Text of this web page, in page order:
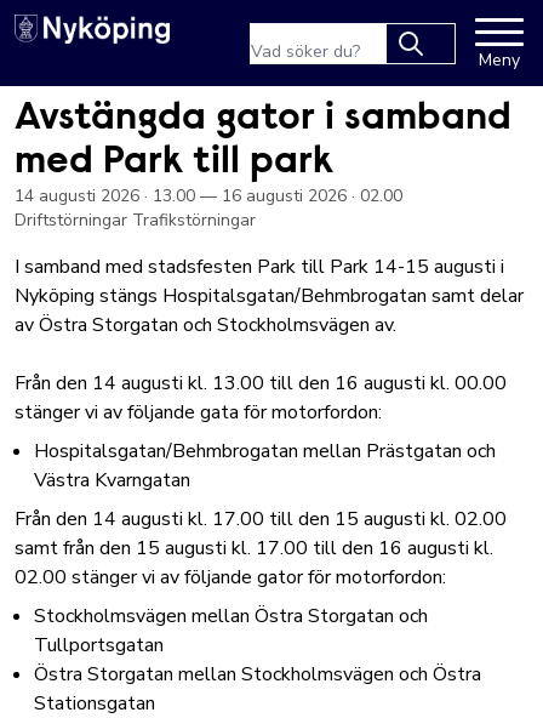
Hoppa till innehåll
Nyköpings kommuns
characters for
results.
Meny
Avstängda gator i samband
med Park till park
14 augusti 2026 · 13.00 — 16 augusti 2026 · 02.00
Driftstörningar Trafikstörningar
I samband med stadsfesten Park till Park 14-15 augusti i
Nyköping stängs Hospitalsgatan/Behmbrogatan samt delar
av Östra Storgatan och Stockholmsvägen av.
Från den 14 augusti kl. 13.00 till den 16 augusti kl. 00.00
stänger vi av följande gata för motorfordon:
Hospitalsgatan/Behmbrogatan mellan Prästgatan och
Västra Kvarngatan
Från den 14 augusti kl. 17.00 till den 15 augusti kl. 02.00
samt från den 15 augusti kl. 17.00 till den 16 augusti kl.
02.00 stänger vi av följande gator för motorfordon:
Stockholmsvägen mellan Östra Storgatan och
Tullportsgatan
Östra Storgatan mellan Stockholmsvägen och Östra
Stationsgatan